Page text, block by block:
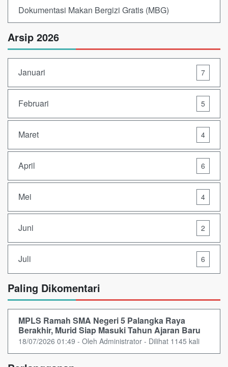
Dokumentasi Makan Bergizi Gratis (MBG)
Arsip 2026
Januari 7
Februari 5
Maret 4
April 6
Mei 4
Juni 2
Juli 6
Paling Dikomentari
MPLS Ramah SMA Negeri 5 Palangka Raya
Berakhir, Murid Siap Masuki Tahun Ajaran Baru
18/07/2026 01:49 - Oleh Administrator - Dilihat 1145 kali